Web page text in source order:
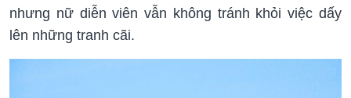
nhưng nữ diễn viên vẫn không tránh khỏi việc dấy
lên những tranh cãi.